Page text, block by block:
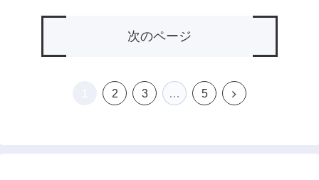
次のページ
2 3 … 5
次